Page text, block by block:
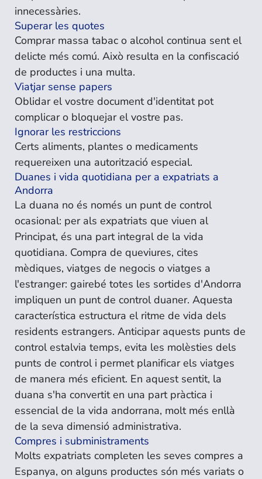
innecessàries.
Superar les quotes
Comprar massa tabac o alcohol continua sent el
delicte més comú. Això resulta en la confiscació
de productes i una multa.
Viatjar sense papers
Oblidar el vostre document d'identitat pot
complicar o bloquejar el vostre pas.
Ignorar les restriccions
Certs aliments, plantes o medicaments
requereixen una autorització especial.
Duanes i vida quotidiana per a expatriats a
Andorra
La duana no és només un punt de control
ocasional: per als expatriats que viuen al
Principat, és una part integral de la vida
quotidiana. Compra de queviures, cites
mèdiques, viatges de negocis o viatges a
l'estranger: gairebé totes les sortides d'Andorra
impliquen un punt de control duaner. Aquesta
característica estructura el ritme de vida dels
residents estrangers. Anticipar aquests punts de
control estalvia temps, evita les molèsties dels
punts de control i permet planificar els viatges
de manera més eficient. En aquest sentit, la
duana s'ha convertit en una part pràctica i
essencial de la vida andorrana, molt més enllà
de la seva dimensió administrativa.
Compres i subministraments
Molts expatriats completen les seves compres a
Espanya, on alguns productes són més variats o